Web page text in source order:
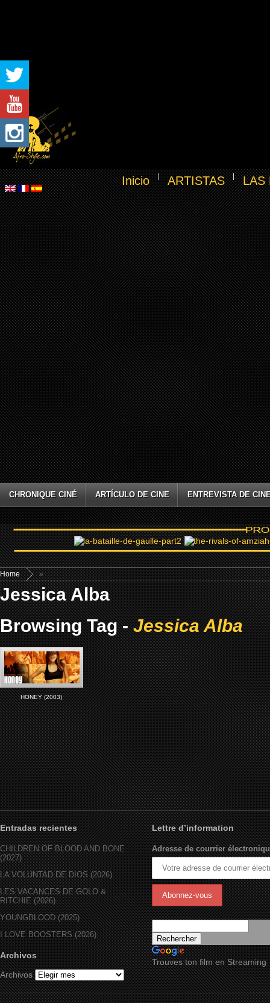
Inicio ARTISTAS LAS
CHRONIQUE CINÉ ARTÍCULO DE CINE ENTREVISTA DE
Home »
Jessica Alba
Browsing Tag -Jessica Alba
HONEY (2003)
Entradas recientes
CHILDREN OF BLOOD AND BONE
(2027)
LA VOLUNTAD DE DIOS (2026)
LES VACANCES DE GOLO &
RITCHIE (2026)
YOUNGBLOOD (2025)
I LOVE BOOSTERS (2026)
Archivos
Archivos
Lettre d’information
Adresse de courrier
Trouves ton film en Streaming